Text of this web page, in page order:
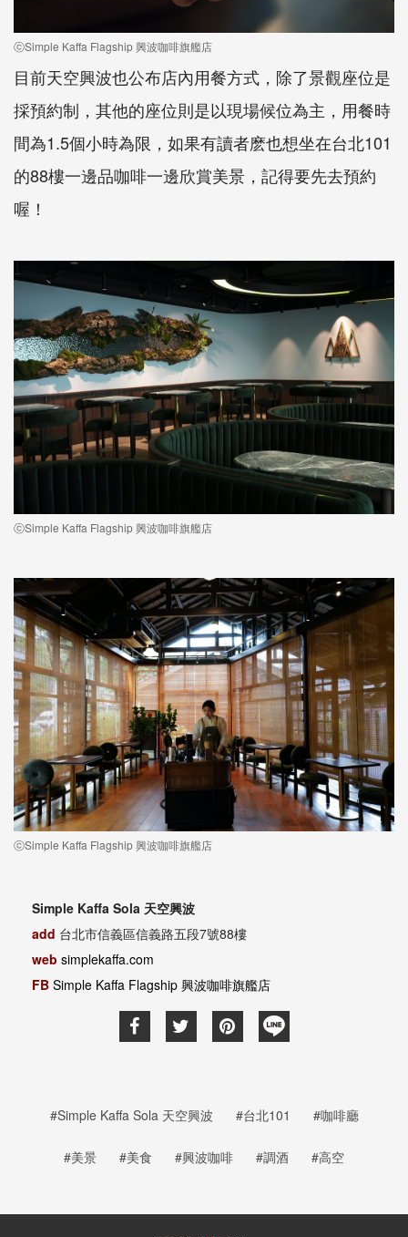
ⓒSimple Kaffa Flagship 興波咖啡旗艦店
目前天空興波也公布店內用餐方式，除了景觀座位是
採預約制，其他的座位則是以現場候位為主，用餐時
間為1.5個小時為限，如果有讀者麽也想坐在台北101
的88樓一邊品咖啡一邊欣賞美景，記得要先去預約
喔！
ⓒSimple Kaffa Flagship 興波咖啡旗艦店
ⓒSimple Kaffa Flagship 興波咖啡旗艦店
Simple Kaffa Sola 天空興波
add 台北市信義區信義路五段7號88樓
web simplekaffa.com
FB Simple Kaffa Flagship 興波咖啡旗艦店
#Simple Kaffa Sola 天空興波 #台北101 #咖啡廳
#美景 #美食 #興波咖啡 #調酒 #高空